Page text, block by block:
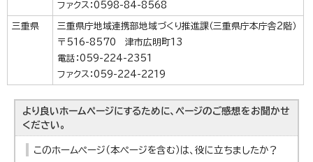
ファクス：0598-84-8568
三重県
三重県庁地域連携部地域づくり推進課（三重県庁本庁舎2階）
〒516-8570 津市広明町13
電話：059-224-2351
ファクス：059-224-2219
より良いホームページにするために、ページのご感想をお聞かせ
ください。
このホームページ（本ページを含む）は、役に立ちましたか？